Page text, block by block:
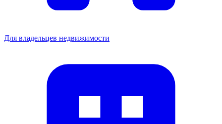
Для владельцев недвижимости